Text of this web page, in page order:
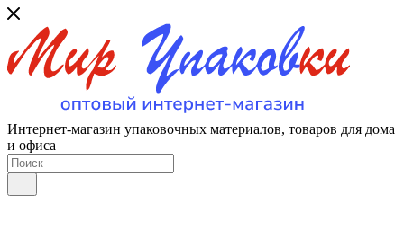
Интернет-магазин упаковочных материалов, товаров для дома
и офиса